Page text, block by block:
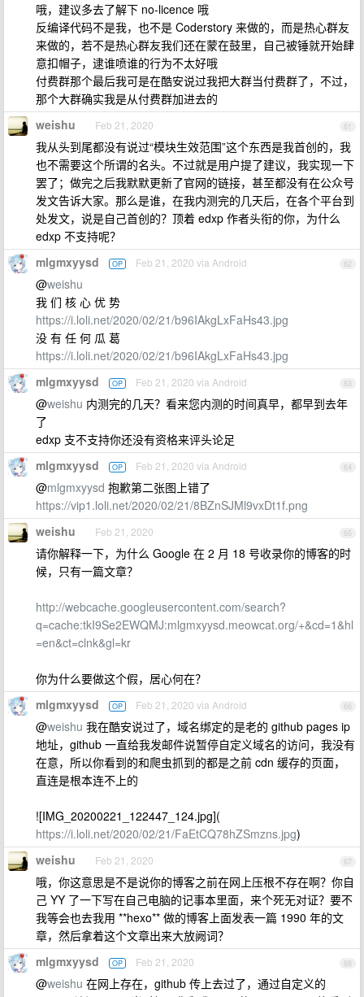
哦，建议多去了解下 no-licence 哦
反编译代码不是我，也不是 Coderstory 来做的，而是热心群友
来做的，若不是热心群友我们还在蒙在鼓里，自己被锤就开始肆
意扣帽子，逮谁喷谁的行为不太好哦
付费群那个最后我可是在酷安说过我把大群当付费群了，不过，
那个大群确实我是从付费群加进去的
61
weishu Feb 21, 2020
我从头到尾都没有说过“模块生效范围”这个东西是我首创的，我
也不需要这个所谓的名头。不过就是用户提了建议，我实现一下
罢了；做完之后我默默更新了官网的链接，甚至都没有在公众号
发文告诉大家。那么是谁，在我内测完的几天后，在各个平台到
处发文，说是自己首创的？顶着 edxp 作者头衔的你，为什么
edxp 不支持呢？
62
mlgmxyysd OP Feb 21, 2020 via Android
@weishu
我 们 核 心 优 势
https://i.loli.net/2020/02/21/b96IAkgLxFaHs43.jpg
没 有 任 何 瓜 葛
https://i.loli.net/2020/02/21/b96IAkgLxFaHs43.jpg
63
mlgmxyysd OP Feb 21, 2020 via Android
@weishu 内测完的几天？看来您内测的时间真早，都早到去年
了
edxp 支不支持你还没有资格来评头论足
64
mlgmxyysd OP Feb 21, 2020 via Android
@mlgmxyysd 抱歉第二张图上错了
https://vip1.loli.net/2020/02/21/8BZnSJMl9vxDt1f.png
65
weishu Feb 21, 2020
请你解释一下，为什么 Google 在 2 月 18 号收录你的博客的时
候，只有一篇文章？
http://webcache.googleusercontent.com/search?
q=cache:tkI9Se2EWQMJ:mlgmxyysd.meowcat.org/+&cd=1&hl
=en&ct=clnk&gl=kr
你为什么要做这个假，居心何在？
66
mlgmxyysd OP Feb 21, 2020 via Android
@weishu 我在酷安说过了，域名绑定的是老的 github pages ip
地址，github 一直给我发邮件说暂停自定义域名的访问，我没有
在意，所以你看到的和爬虫抓到的都是之前 cdn 缓存的页面，
直连是根本连不上的
![IMG_20200221_122447_124.jpg](
https://i.loli.net/2020/02/21/FaEtCQ78hZSmzns.jpg)
67
weishu Feb 21, 2020
哦，你这意思是不是说你的博客之前在网上压根不存在啊？你自
己 YY 了一下写在自己电脑的记事本里面，来个死无对证？要不
我等会也去我用 **hexo** 做的博客上面发表一篇 1990 年的文
章，然后拿着这个文章出来大放阙词？
68
mlgmxyysd OP Feb 21, 2020
@weishu 在网上存在，github 传上去过了，通过自定义的